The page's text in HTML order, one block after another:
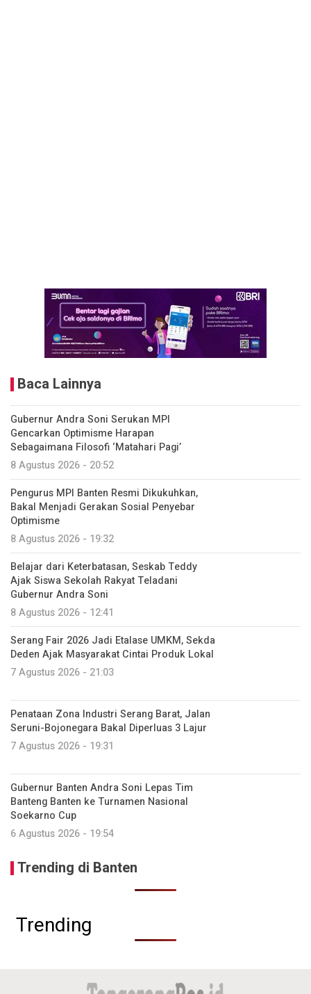
Baca Lainnya
Gubernur Andra Soni Serukan MPI
Gencarkan Optimisme Harapan
Sebagaimana Filosofi ‘Matahari Pagi’
8 Agustus 2026 - 20:52
Pengurus MPI Banten Resmi Dikukuhkan,
Bakal Menjadi Gerakan Sosial Penyebar
Optimisme
8 Agustus 2026 - 19:32
Belajar dari Keterbatasan, Seskab Teddy
Ajak Siswa Sekolah Rakyat Teladani
Gubernur Andra Soni
8 Agustus 2026 - 12:41
Serang Fair 2026 Jadi Etalase UMKM, Sekda
Deden Ajak Masyarakat Cintai Produk Lokal
7 Agustus 2026 - 21:03
Penataan Zona Industri Serang Barat, Jalan
Seruni-Bojonegara Bakal Diperluas 3 Lajur
7 Agustus 2026 - 19:31
Gubernur Banten Andra Soni Lepas Tim
Banteng Banten ke Turnamen Nasional
Soekarno Cup
6 Agustus 2026 - 19:54
Trending di Banten
Trending